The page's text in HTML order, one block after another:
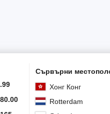
80.00
Сървърни
Хонг Конг
Rotterdam